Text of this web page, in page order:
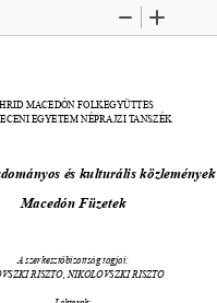
Zoom
MACEDÓN FOLKEGYÜTTES
EGYETEM NÉPRAJZI TANSZÉK
és kulturális közlemények
Macedón Füzetek
A szerkesztőbizottság tagjai:
RISZTO, NIKOLOVSZKI RISZTO